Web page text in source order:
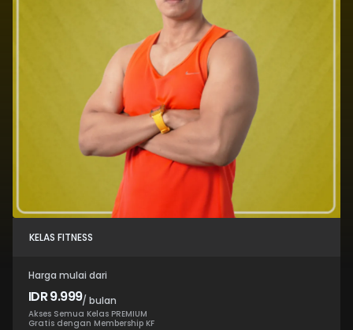
KELAS FITNESS
Harga mulai dari
IDR 9.999/ bulan
Akses Semua Kelas PREMIUM
Gratis dengan Membership KF